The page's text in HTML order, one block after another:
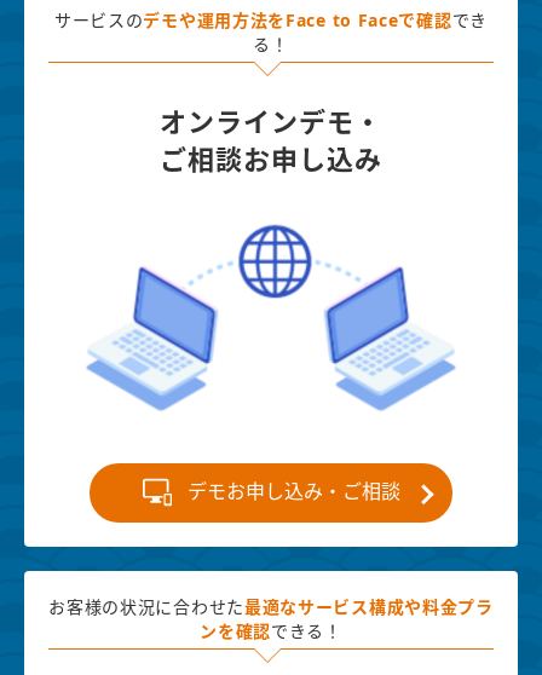
サービスのデモや運用方法を Face to Faceで確認 でき
る！
オンラインデモ・
ご相談お申し込み
デモお申し込み・ご相談
お客様の状況に合わせた最適なサービス構成や料金プラ
ンを確認 できる！